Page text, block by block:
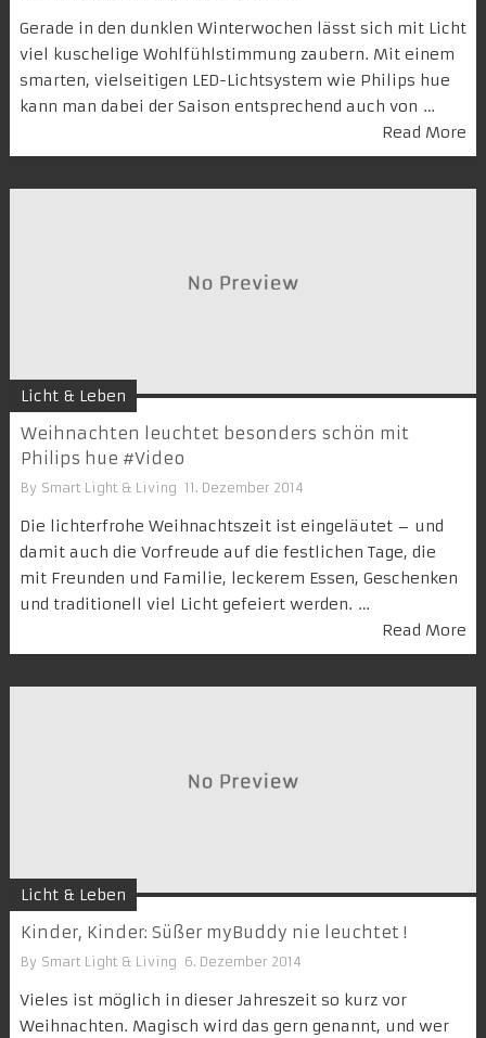
Gerade in den dunklen Winterwochen lässt sich mit Licht
viel kuschelige Wohlfühlstimmung zaubern. Mit einem
smarten, vielseitigen LED-Lichtsystem wie Philips hue
kann man dabei der Saison entsprechend auch von …
Read More
Licht & Leben
Weihnachten leuchtet besonders schön mit
Philips hue #Video
By Smart Light & Living 11. Dezember 2014
Die lichterfrohe Weihnachtszeit ist eingeläutet – und
damit auch die Vorfreude auf die festlichen Tage, die
mit Freunden und Familie, leckerem Essen, Geschenken
und traditionell viel Licht gefeiert werden. …
Read More
Licht & Leben
Kinder, Kinder: Süßer myBuddy nie leuchtet !
By Smart Light & Living 6. Dezember 2014
Vieles ist möglich in dieser Jahreszeit so kurz vor
Weihnachten. Magisch wird das gern genannt, und wer